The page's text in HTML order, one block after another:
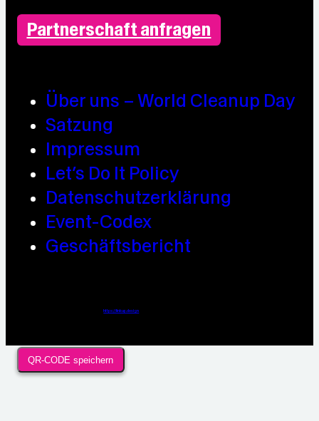
Partnerschaft anfragen
Über uns – World Cleanup Day
Satzung
Impressum
Let’s Do It Policy
Datenschutzerklärung
Event-Codex
Geschäftsbericht
https://linkup.design
QR-CODE speichern